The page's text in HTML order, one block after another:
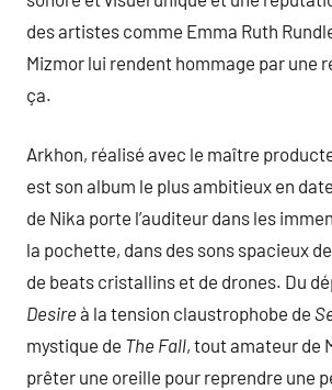
des artistes comme Emma Ruth
Mizmor lui rendent hommage par une
ça.
Arkhon, réalisé avec le maître
est son album le plus ambitieux en
de Nika porte l’auditeur dans les
la pochette, dans des sons spacieux
de beats cristallins et de drones. Du
Desire à la tension claustrophobe de
mystique de The Fall, tout amateur de
prêter une oreille pour reprendre une